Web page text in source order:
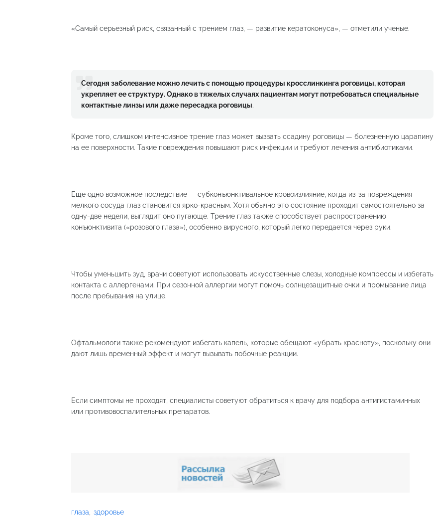
«Самый серьезный риск, связанный с трением глаз, — развитие кератоконуса», — отметили ученые.
Сегодня заболевание можно лечить с помощью процедуры кросслинкинга роговицы, которая
укрепляет ее структуру. Однако в тяжелых случаях пациентам могут потребоваться специальные
контактные линзы или даже пересадка роговицы.
Кроме того, слишком интенсивное трение глаз может вызвать ссадину роговицы — болезненную царапину
на ее поверхности. Такие повреждения повышают риск инфекции и требуют лечения антибиотиками.
Еще одно возможное последствие — субконъюнктивальное кровоизлияние, когда из-за повреждения
мелкого сосуда глаз становится ярко-красным. Хотя обычно это состояние проходит самостоятельно за
одну-две недели, выглядит оно пугающе. Трение глаз также способствует распространению
конъюнктивита («розового глаза»), особенно вирусного, который легко передается через руки.
Чтобы уменьшить зуд, врачи советуют использовать искусственные слезы, холодные компрессы и избегать
контакта с аллергенами. При сезонной аллергии могут помочь солнцезащитные очки и промывание лица
после пребывания на улице.
Офтальмологи также рекомендуют избегать капель, которые обещают «убрать красноту», поскольку они
дают лишь временный эффект и могут вызывать побочные реакции.
Если симптомы не проходят, специалисты советуют обратиться к врачу для подбора антигистаминных
или противовоспалительных препаратов.
глаза здоровье